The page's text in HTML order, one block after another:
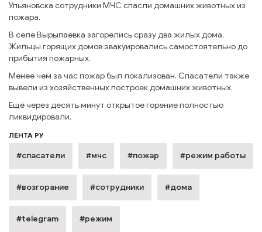
Ульяновска сотрудники МЧС спасли домашних животных из
пожара.
В селе Вырыпаевка загорелись сразу два жилых дома.
Жильцы горящих домов эвакуировались самостоятельно до
прибытия пожарных.
Менее чем за час пожар был локализован. Спасатели также
вывели из хозяйственных построек домашних животных.
Ещё через десять минут открытое горение полностью
ликвидировали.
ЛЕНТА РУ
#спасатели #мчс #пожар #режим работы
#возгорание #сотрудники #дома
#telegram #режим